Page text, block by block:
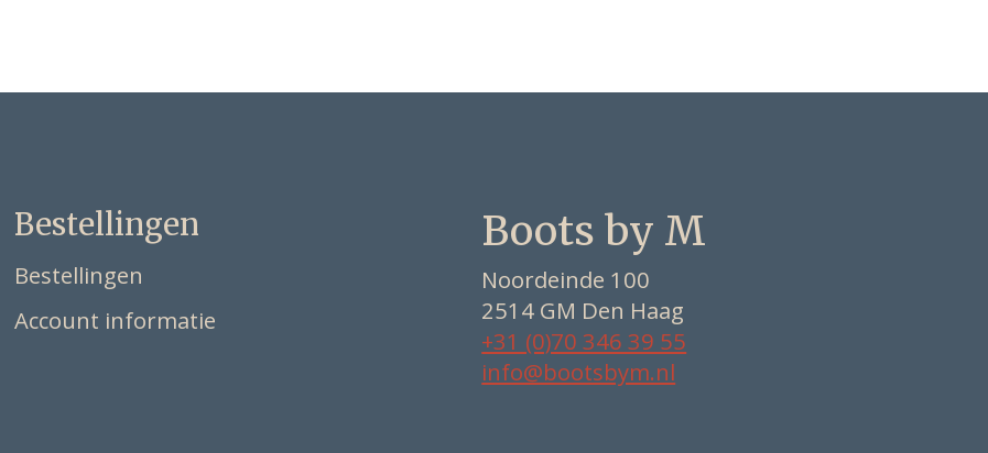
Bestellingen
Bestellingen
Account informatie
Boots by M
Noordeinde 100
2514 GM Den Haag
+31 (0)70 346 39 55
info@bootsbym.nl